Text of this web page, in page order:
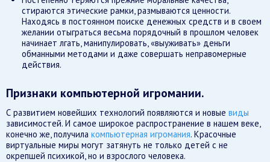
стираются этические рамки, размываются ценности.
Находясь в постоянном поиске денежных средств и в своем
желании отыграться весьма порядочный в прошлом человек
начинает лгать, манипулировать, «выуживать» деньги
обманными методами и даже совершать неправомерные
действия.
Признаки компьютерной игромании.
С развитием новейших технологий появляются и новые виды
зависимостей. И самое широкое распространение в нашем веке,
конечно же, получила компьютерная игромания. Красочные
виртуальные миры могут затянуть не только детей с не
окрепшей психикой, но и взрослого человека.